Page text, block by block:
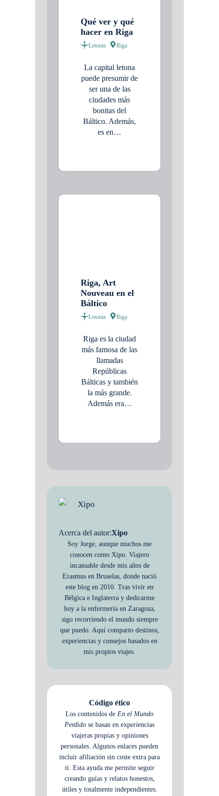
Qué ver y qué
hacer en Riga
Letonia Riga
La capital letona
puede presumir de
ser una de las
ciudades más
bonitas del
Báltico. Además,
es en…
Riga, Art
Nouveau en el
Báltico
Letonia Riga
Riga es la ciudad
más famosa de las
llamadas
Repúblicas
Bálticas y también
la más grande.
Además era…
Acerca del autor:Xipo
Soy Jorge, aunque muchos me
conocen como Xipo. Viajero
incansable desde mis años de
Erasmus en Bruselas, donde nació
este blog en 2010. Tras vivir en
Bélgica e Inglaterra y dedicarme
hoy a la enfermería en Zaragoza,
sigo recorriendo el mundo siempre
que puedo. Aquí comparto destinos,
experiencias y consejos basados en
mis propios viajes.
Código ético
Los contenidos de En el Mundo
Perdido se basan en experiencias
viajeras propias y opiniones
personales. Algunos enlaces pueden
incluir afiliación sin coste extra para
ti. Esta ayuda me permite seguir
creando guías y relatos honestos,
útiles y totalmente independientes.